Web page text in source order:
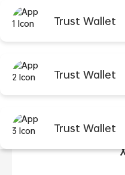
Trust Wallet
Trust Wallet
Trust Wallet
首页
Trust钱包功
方面需求